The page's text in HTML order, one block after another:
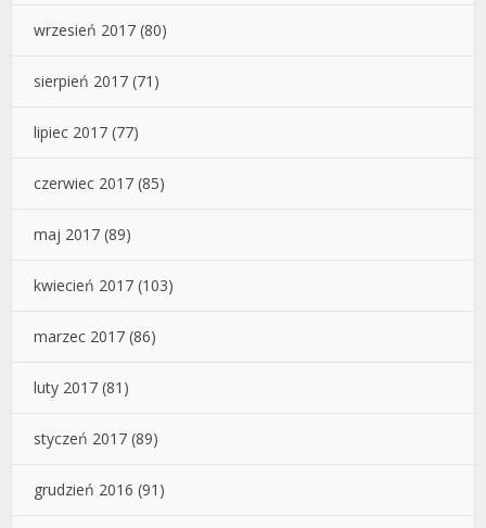
wrzesień 2017 (80)
sierpień 2017 (71)
lipiec 2017 (77)
czerwiec 2017 (85)
maj 2017 (89)
kwiecień 2017 (103)
marzec 2017 (86)
luty 2017 (81)
styczeń 2017 (89)
grudzień 2016 (91)